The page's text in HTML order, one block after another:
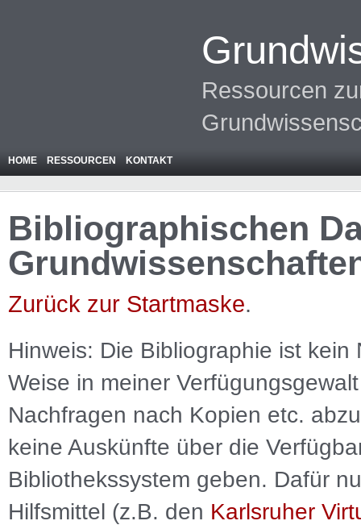
Ressourcen
HOME RESSOURCEN KONTAKT
Bibliographischen
Zurück zur Startmaske.
Hinweis: Die Bibliographie ist kein
Weise in meiner
Nachfragen nach Kopien etc.
keine Auskünfte über die
Bibliothekssystem geben. Dafür
Hilfsmittel (z.B. den Karlsruher